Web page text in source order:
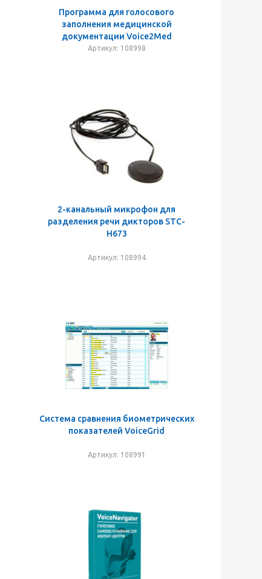
Программа для голосового
заполнения медицинской
документации Voice2Med
Артикул: 108998
2-канальный микрофон для
разделения речи дикторов STC-
H673
Артикул: 108994
Система сравнения биометрических
показателей VoiceGrid
Артикул: 108991